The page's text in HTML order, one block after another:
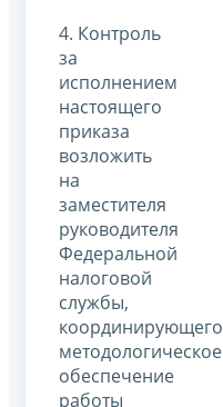
4. Контроль
за
исполнением
настоящего
приказа
возложить
на
заместителя
руководителя
Федеральной
налоговой
службы,
координирующего
методологическое
обеспечение
работы